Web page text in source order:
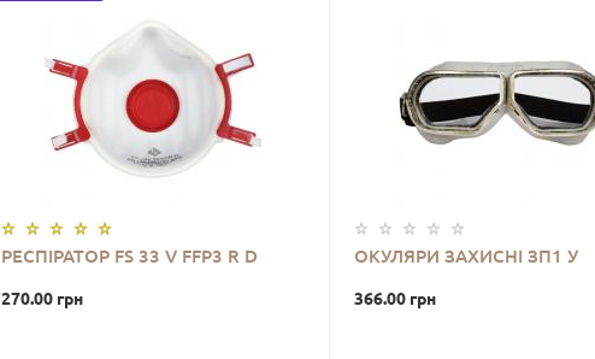
РЕСПІРАТОР FS 33 V FFP3 R D
270.00 грн
ОКУЛЯРИ ЗАХИСНІ ЗП1 У
366.00 грн